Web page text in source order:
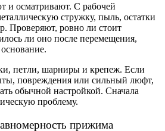
и осматривают. С рабочей
стружку, пыль, остатки
Проверяют, ровно ли стоит
ли оно после перемещения,
петли, шарниры и крепеж. Если
повреждения или сильный люфт,
обычной настройкой. Сначала
проблему.
прижима